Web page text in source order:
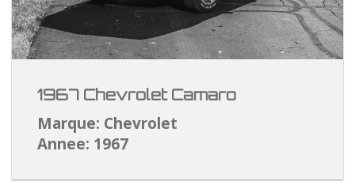
1967 Chevrolet Camaro
Marque: Chevrolet
Annee: 1967